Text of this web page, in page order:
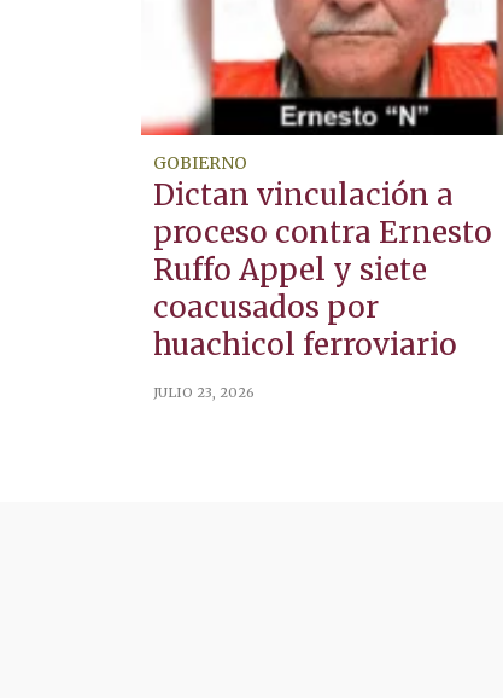
GOBIERNO
Dictan vinculación a
proceso contra Ernesto
Ruffo Appel y siete
coacusados por
huachicol ferroviario
JULIO 23, 2026